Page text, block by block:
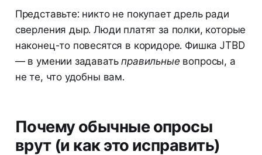
Представьте: никто не покупает дрель ради
сверления дыр. Люди платят за полки, которые
наконец-то повесятся в коридоре. Фишка JTBD
— в умении задаватьправильные вопросы, а
не те, что удобны вам.
Почему обычные опросы
врут (и как это исправить)